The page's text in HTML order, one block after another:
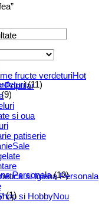
fructe verdeturi
si oua
patiserie
si Igiena Personala
si Hobby
(11)
(9)
Personala (10)
(1)